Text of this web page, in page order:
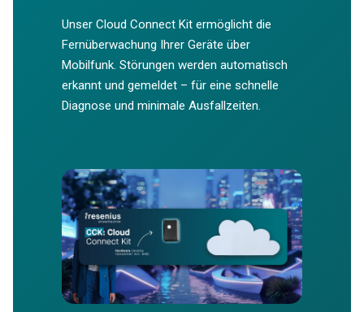
Unser Cloud Connect Kit ermöglicht die
Fernüberwachung Ihrer Geräte über
Mobilfunk. Störungen werden automatisch
erkannt und gemeldet – für eine schnelle
Diagnose und minimale Ausfallzeiten.